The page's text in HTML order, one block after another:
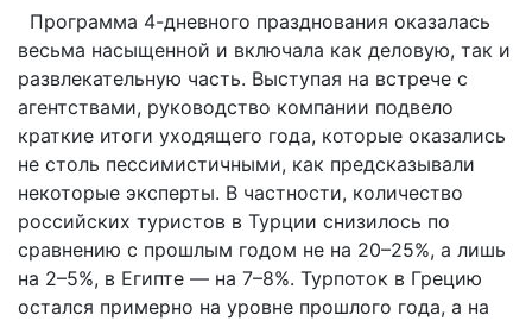
Программа 4-дневного празднования оказалась
весьма насыщенной и включала как деловую, так и
развлекательную часть. Выступая на встрече с
агентствами, руководство компании подвело
краткие итоги уходящего года, которые оказались
не столь пессимистичными, как предсказывали
некоторые эксперты. В частности, количество
российских туристов в Турции снизилось по
сравнению с прошлым годом не на 20–25%, а лишь
на 2–5%, в Египте — на 7–8%. Турпоток в Грецию
остался примерно на уровне прошлого года, а на